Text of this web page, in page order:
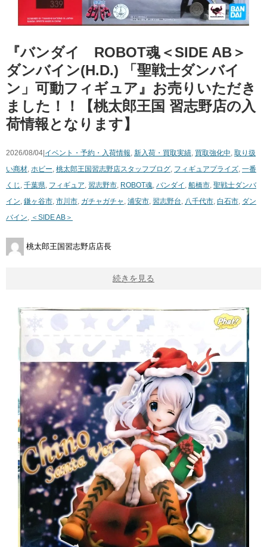
『バンダイ ROBOT魂＜SIDE ​AB＞ ​
ダンバイン(H.D.) ​「聖戦士ダンバイ
ン」可動フィギュア』お売りいただき
ました！！【桃太郎王国 習志野店の入
荷情報となります】
2026/08/04|イベント・予約・入荷情報, 新入荷・買取実績, 買取強化中, 取り扱
い商材, ホビー, 桃太郎王国習志野店スタッフブログ, フィギュアプライズ, 一番
くじ , 千葉県, フィギュア, 習志野市, ROBOT魂, バンダイ , 船橋市, 聖戦士ダンバ
イン, 鎌ヶ谷市, 市川市, ガチャガチャ , 浦安市, 習志野台, 八千代市, 白石市, ダン
バイン, ＜SIDE ​AB＞
桃太郎王国習志野店店長
続きを見る